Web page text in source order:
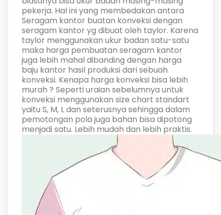
pekerja. Hal ini yang membedakan antara
Seragam kantor buatan konveksi dengan
seragam kantor yg dibuat oleh taylor. Karena
taylor menggunakan ukur badan satu-satu
maka harga pembuatan seragam kantor
juga lebih mahal dibanding dengan harga
baju kantor hasil produksi dari sebuah
konveksi. Kenapa harga konveksi bisa lebih
murah ? Seperti uraian sebelumnya untuk
konveksi menggunakan size chart standart
yaitu S, M, L dan seterusnya sehingga dalam
pemotongan pola juga bahan bisa dipotong
menjadi satu. Lebih mudah dan lebih praktis.